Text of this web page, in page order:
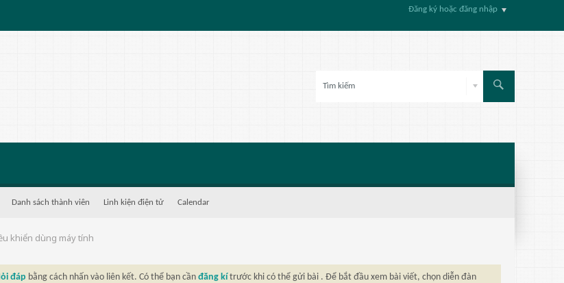
Đăng ký hoặc đăng nhập
Danh sách thành viên Linh kiện điện tử Calendar
khiển dùng máy tính
đáp bằng cách nhấn vào liên kết. Có thể bạn cần đăng kí trước khi có thể gửi bài . Để bắt đầu xem bài viết, chọn diễn đàn